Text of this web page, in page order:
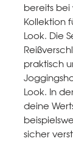
bereits bei
Kollektion
Look. Die
praktisch
Look. In
deine
sicher